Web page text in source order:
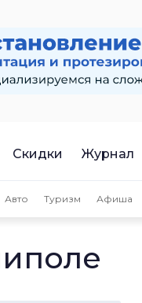
Скидки Журнал
Авто Туризм Афиша